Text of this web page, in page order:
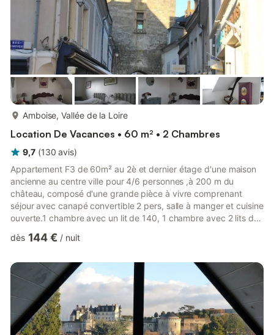
Amboise, Vallée de la Loire
Location De Vacances • 60 m² • 2 Chambres
9,7 (130 avis)
Appartement F3 de 60m² au 2è et dernier étage d'une maison
ancienne au centre ville pour 4/6 personnes ,à 200 m du
château, composé d'une grande pièce à vivre comprenant
séjour avec canapé convertible 2 pers, salle à manger et cuisine
ouverte.1 chambre avec un lit de 140, 1 chambre avec 2 lits de
privatif couvert à 5min à pied. (300m)il y a également la WI-FI .
dès 144 € / nuit